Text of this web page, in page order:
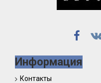
Информация
Контакты